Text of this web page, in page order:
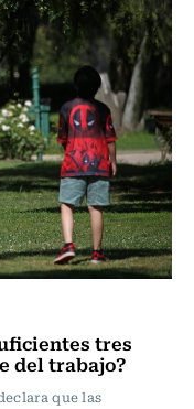
tres
del trabajo?
que las